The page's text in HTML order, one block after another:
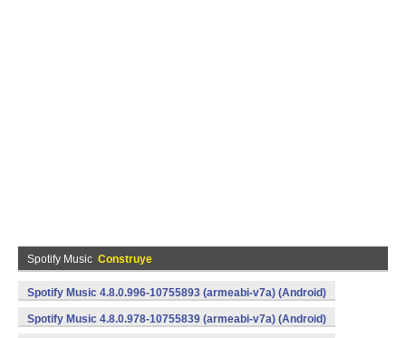
Spotify Music Construye
Spotify Music 4.8.0.996-10755893 (armeabi-v7a) (Android)
Spotify Music 4.8.0.978-10755839 (armeabi-v7a) (Android)